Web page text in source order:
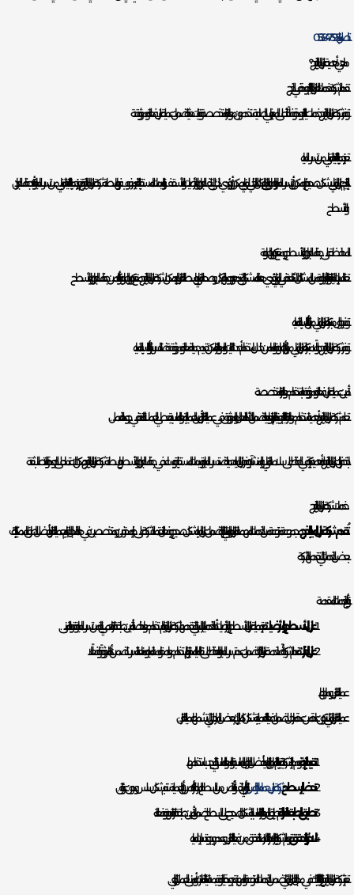
اتصل بنا:0538475954
ما هي أهمية عزل المياه بالخرج؟
تقدم الشركة خدمات العزل العالية الجودة في الخرج
توفر شركة عزل المياه بالخرج خدمات عالية الجودة وفقًا لأعلى المعايير في الصناعة. يستخدمون مواد عازلة متخصصة وتقنيات حديثة لضمان عملية عزل فعالة وموثوقة.
تعزيز حماية البنية التحتية للمباني من تسرب المياه
إذا لم يتم عزل المباني بشكل صحيح، فإنه يمكن أن يتسرب الماء والرطوبة إلى الهيكل الداخلي للمباني. يمكن أن يؤدي ذلك إلى تلف الجدران والأرضيات والأسقف والترميمات المستقبلية الغير مرغوب فيها. بواسطة شركة عزل المياه بالخرج، يتم تعزيز حماية البنية التحتية للمباني من تسرب المياه وتأكيد جفاف الجدران
والأسطح.
المحافظة على جفاف الجدران والأسطح ومنع تكون الرطوبة
تعد التسريبات المائية وانتشار الرطوبة من المشاكل الشائعة في المباني. تؤدي هذه المشكلة إلى تدهور جودة الهيكل وصحة المباني. بواسطة العزل الجيد، يمكن لشركة عزل المياه بالخرج منع تكون الرطوبة والتأكد من جفاف الجدران والأسطح.
توفير حلول مبتكرة لعزل المباني من التأثيرات السلبية للمياه
توفر شركة عزل المياه بالخرج حلولًا مبتكرة لعزل المباني من تأثيرات الرطوبة والماء. من خلال استخدام أحدث التقنيات والمواد العازلة، يمكن تقديم حماية فعالة وموثوقة ضد التسرب والتأثيرات السلبية للمياه.
تأمين عملية عزل فعالة وموثوقة باستخدام مواد عازلة متخصصة.
تعلم شركة عزل المياه بالخرج أهمية استخدام مواد عازلة عالية الجودة. يتم اختيار المواد بعناية لضمان الأداء الفعال والموثوق في عملية العزل. تأمين العملية بالمواد المناسبة يعطي العملاء الثقة في جودة العمل.
باختصار، فإن عزل المياه بالخرج له أهمية كبيرة في الحفاظ على سلامة المباني والمنشآت. يوفر عزل المياه حماية ضد تسرب المياه وترميمات المستقبلية ويساعد في جفاف الجدران والأسطح. بواسطة شركة عزل المياه بالخرج، يمكن الاعتماد على الجودة والاتصالب ثقة.
خدمات شركة عزل المياه بالخرج
تُقدم شركة عزل المياه بالخرجمجموعة متنوعة من الخدمات المهمة للمنازل والمباني التجارية لضمان عزل المياه بشكل صحيح وفعال. تعتمد الشركة على خبراء محترفين ومتخصصين في هذا المجال للقيام بعملية العزل بأفضل الطرق الممكنة. إليك
بعض الخدمات التي تقدمها الشركة:
أنواع الخدمات المقدمة
عزل الأسطح والأرضيات:تعتبر عملية عزل الأسطح والأرضيات أحد الخدمات الرئيسية التي تقدمها شركة عزل المياه. يتم استخدام مواد خاصة لتأمين طبقة عازلة تحمي البنية من تسرب المياه وتقوية المبنى.
عزل الخزانات:تقدم الشركة أيضًا خدمة عزل الخزانات لضمان عدم تسرب المياه والحفاظ على نقاء المياه المخزنة بها. يتم استخدام مواد مقاومة للمياه ومانعة للتسرب لتضمن أداءًا موثوقًا وفعالًا.
عملية العزل ومراحلها
عملية العزل المائي تتكون عادة من عدة مراحل لضمان فعالية العملية بشكل كامل. إليك بعض المراحل التي تشملها عملية العزل:
تقييم البنية:يقوم خبراء الشركة بتقييم البنية المراد عزلها لتحديد أفضل الحلول المناسبة والمواد المناسبة التي يجب استخدامها.
تحضير السطح:شركة عزل حمامات بالرياضيتم إزالة أي تلف أو أنقاض من السطح المراد عزله للتأكد من أن العملية ستتم بشكل سلس ودون عوائق.
تطبيق الطبقة العازلة:يتم تطبيق المواد العازلة المناسبة بالشكل الصحيح على السطح لضمان تأمين طبقة عازلة قوية وفعالة.
الاختبار والتحقق:تقوم الشركة بإجراء الاختبارات اللازمة للتحقق من فعالية العزل وعدم وجود تسربات للمياه.
تعتبر شركة عزل المياه بالخرج خيارًا مثاليًا لتلبية احتياجاتك في مجال العزل المائي. تضمن الخدمات المتنوعة والمهنية جودة عالية وقيمة استثنائية لمنزلك أو مبنى العمل التجاري.